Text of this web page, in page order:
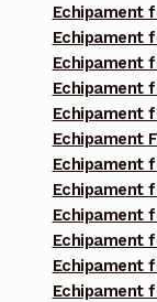
Echipament
Echipament
Echipament
Echipament
Echipament
Echipament
Echipament
Echipament
Echipament
Echipament
Echipament
Echipament